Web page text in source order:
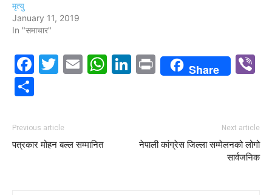
मृत्यु
January 11, 2019
In "समाचार"
Facebook
Twitter
EmailWhatsApp
LinkedIn
PrintShare
Previous article
पत्रकार मोहन बल्ल सम्मानित
Next article
नेपाली कांग्रेस जिल्ला सम्मेलनको लोगो
सार्वजनिक